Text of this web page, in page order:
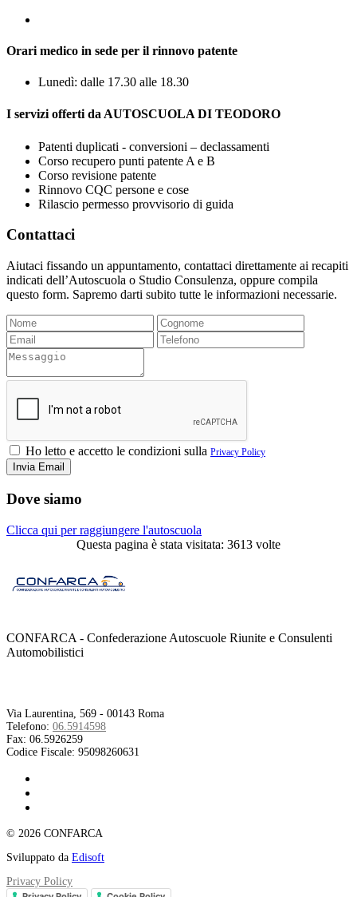
Orari medico in sede per il rinnovo patente
Lunedì: dalle 17.30 alle 18.30
I servizi offerti da AUTOSCUOLA DI TEODORO
Patenti duplicati - conversioni – declassamenti
Corso recupero punti patente A e B
Corso revisione patente
Rinnovo CQC persone e cose
Rilascio permesso provvisorio di guida
Contattaci
Aiutaci fissando un appuntamento, contattaci direttamente ai recapiti
indicati dell’Autoscuola o Studio Consulenza, oppure compila
questo form. Sapremo darti subito tutte le informazioni necessarie.
Ho letto e accetto le condizioni sulla Privacy Policy
Dove siamo
Clicca qui per raggiungere l'autoscuola
Questa pagina è stata visitata: 3613 volte
CONFARCA - Confederazione Autoscuole Riunite e Consulenti
Automobilistici
Via Laurentina, 569 - 00143 Roma
Telefono: 06.5914598
Fax: 06.5926259
Codice Fiscale: 95098260631
© 2026 CONFARCA
Sviluppato da Edisoft
Privacy Policy